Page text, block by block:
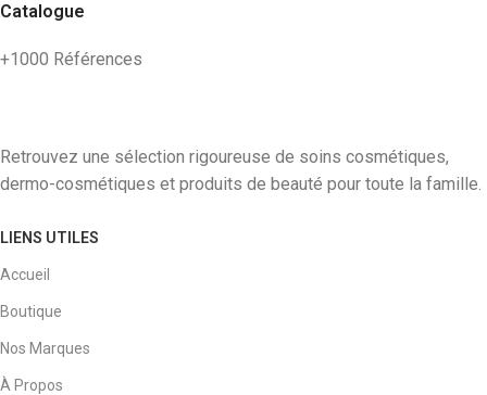
Catalogue
+1000 Références
Retrouvez une sélection rigoureuse de soins cosmétiques,
dermo-cosmétiques et produits de beauté pour toute la famille.
LIENS UTILES
Accueil
Boutique
Nos Marques
À Propos